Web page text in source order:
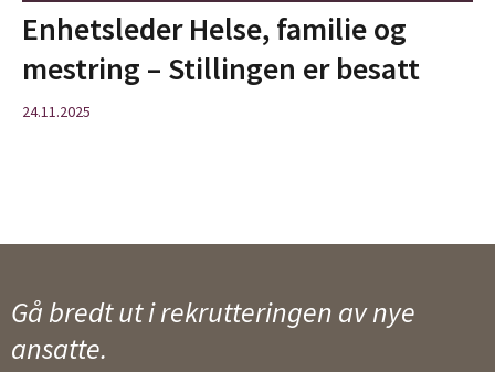
Enhetsleder Helse, familie og
mestring – Stillingen er besatt
24.11.2025
Gå bredt ut i rekrutteringen av nye
ansatte.